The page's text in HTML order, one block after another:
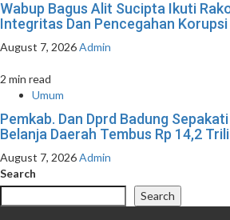
Wabup Bagus Alit Sucipta Ikuti
Integritas Dan Pencegahan Korupsi
August 7, 2026Admin
2 min read
Umum
Pemkab. Dan Dprd Badung
Belanja Daerah Tembus Rp 14,2
August 7, 2026Admin
Search
Search